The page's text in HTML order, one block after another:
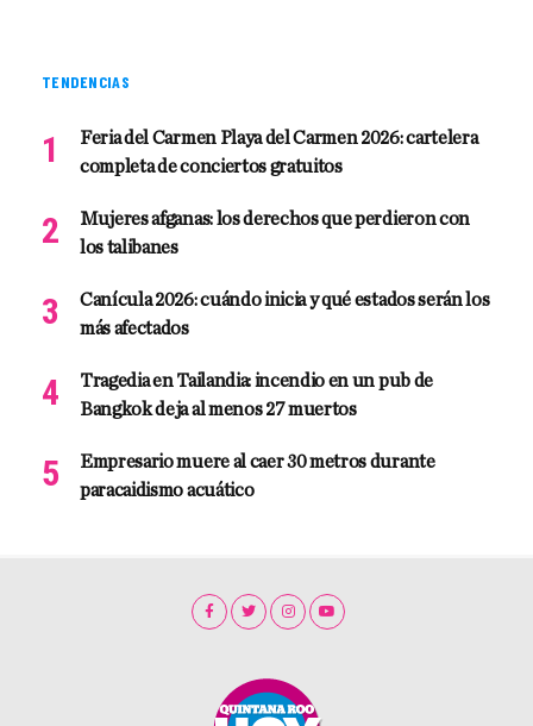
TENDENCIAS
Feria del Carmen Playa del Carmen 2026: cartelera
completa de conciertos gratuitos
Mujeres afganas: los derechos que perdieron con
los talibanes
Canícula 2026: cuándo inicia y qué estados serán los
más afectados
Tragedia en Tailandia: incendio en un pub de
Bangkok deja al menos 27 muertos
Empresario muere al caer 30 metros durante
paracaidismo acuático